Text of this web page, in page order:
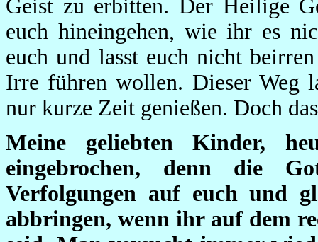
Geist zu erbitten. Der Heilige
euch hineingehen, wie ihr es
euch und lasst euch nicht
Irre führen wollen. Dieser Weg
nur kurze Zeit genießen. Doch
Meine geliebten Kinder,
eingebrochen, denn die
Verfolgungen auf euch und
abbringen, wenn ihr auf dem